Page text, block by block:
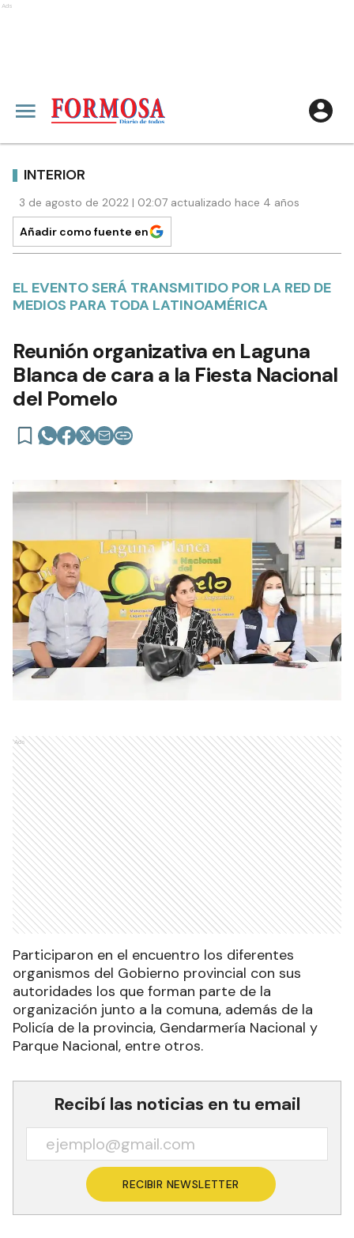
Ads
INTERIOR
3 de agosto de 2022 | 02:07 actualizado hace 4 años
Añadir como fuente en
EL EVENTO SERÁ TRANSMITIDO POR LA RED DE
MEDIOS PARA TODA LATINOAMÉRICA
Reunión organizativa en Laguna
Blanca de cara a la Fiesta Nacional
del Pomelo
Ads
Participaron en el encuentro los diferentes
organismos del Gobierno provincial con sus
autoridades los que forman parte de la
organización junto a la comuna, además de la
Policía de la provincia, Gendarmería Nacional y
Parque Nacional, entre otros.
Recibí las noticias en tu email
RECIBIR NEWSLETTER